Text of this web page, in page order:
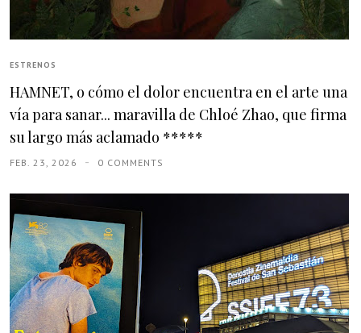
ESTRENOS
HAMNET, o cómo el dolor encuentra en el arte una
vía para sanar... maravilla de Chloé Zhao, que firma
su largo más aclamado *****
FEB. 23, 2026 0 COMMENTS